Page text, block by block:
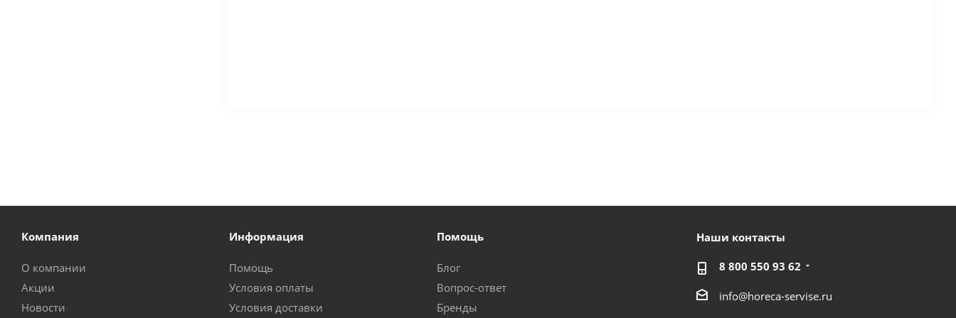
Компания
О компании
Акции
Новости
Информация
Помощь
Условия оплаты
Условия доставки
Помощь
Блог
Вопрос-ответ
Бренды
Наши контакты
8 800 550 93 62
info@horeca-servise.ru